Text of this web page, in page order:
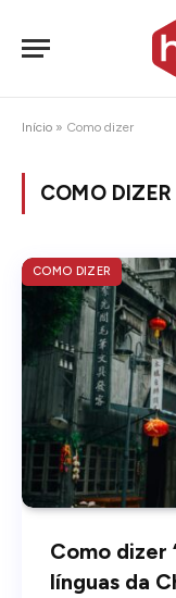
Início » Como dizer
COMO DIZER
COMO DIZER
Como dizer
línguas da